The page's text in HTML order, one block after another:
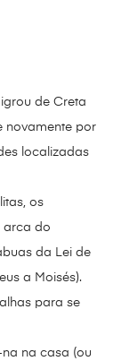
de Creta
novamente por
localizadas
os
arca do
da Lei de
a Moisés).
para se
na casa (ou